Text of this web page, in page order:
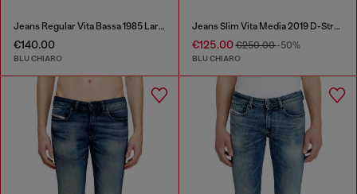
Jeans Regular Vita Bassa 1985 Larkee
€140.00
BLU CHIARO
Jeans Slim Vita Media 2019 D-Strukt
€125.00€250.00-50%
BLU CHIARO